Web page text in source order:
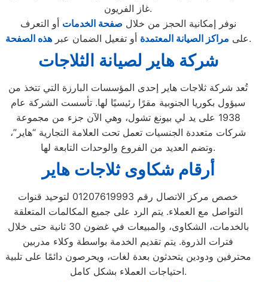
غاز الفريون.
نوفر إمكانية الحجز من خلال صفحة الخدمات أو التعرف
على مراكز الصيانة المعتمدة أو تفعيل الضمان عبرهذه الصفحة .
شركة هاير لصيانة الثلاجات
تُعد شركة ثلاجات هاير إحدى المؤسسات البارزة التي تتخذ من
سيؤول بكوريا الجنوبية مقرًا رئيسيًا لها. تأسست الشركة عام
1938 على يد لي بيونغ تشول، وهي الآن جزء من مجموعة
شركات متعددة الجنسيات تعمل تحت العلامة التجارية “هاير”،
وتضم العديد من الفروع والوحدات التابعة لها.
أرقام شكاوى ثلاجات هاير
خصص مركز الاتصال رقم 01207619993 لتوحيد قنوات
التواصل مع العملاء. يتم الرد على جميع المكالمات المتعلقة
بالخدمات، الشكاوى، والمبيعات في غضون 30 ثانية حتى خلال
فترات الذروة. يتم تقديم الخدمة بواسطة وكلاء مدربين
محترفين ودودين يتحدثون بعدة لغات، ويحرصون دائمًا على تلبية
احتياجات العملاء بشكل كامل.